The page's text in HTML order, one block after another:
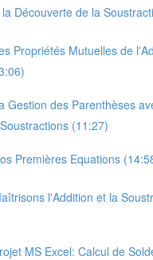
Découverte de la
Propriétés Mutuelles de
Gestion des Parenthèses
(11:27)
Premières Equations
l'Addition et la
MS Excel: Calcul de